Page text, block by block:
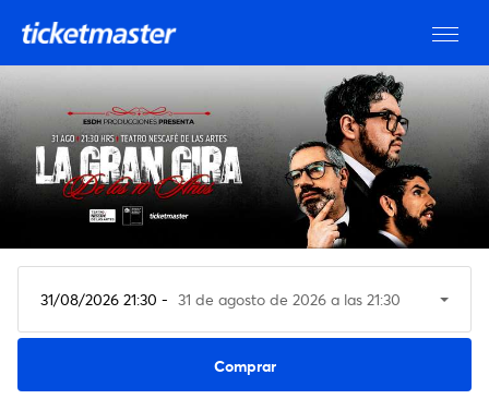
31/08/2026 21:30 - 31 de agosto de 2026 a las 21:30
Ver entradas